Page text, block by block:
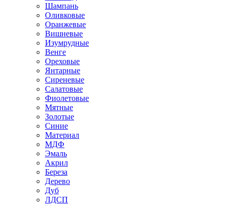
Шампань
Оливковые
Оранжевые
Вишневые
Изумрудные
Венге
Ореховые
Янтарные
Сиреневые
Салатовые
Фиолетовые
Мятные
Золотые
Синие
Материал
МДФ
Эмаль
Акрил
Береза
Дерево
Дуб
ЛДСП